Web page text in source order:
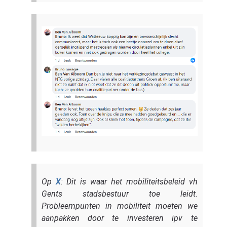
OpX: Dit is waar het mobiliteitsbeleid vh
Gents stadsbestuur toe leidt.
Probleempunten in mobiliteit moeten we
aanpakken door te investeren ipv te